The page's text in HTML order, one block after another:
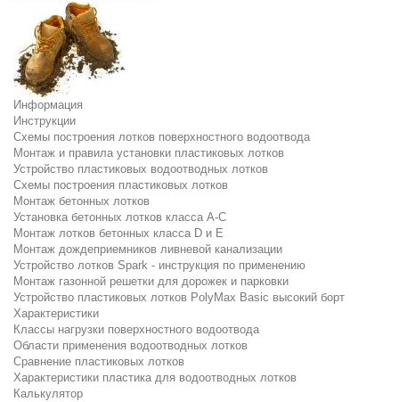
Информация
Инструкции
Схемы построения лотков поверхностного водоотвода
Монтаж и правила установки пластиковых лотков
Устройство пластиковых водоотводных лотков
Схемы построения пластиковых лотков
Монтаж бетонных лотков
Установка бетонных лотков класса A-C
Монтаж лотков бетонных класса D и E
Монтаж дождеприемников ливневой канализации
Устройство лотков Spark - инструкция по применению
Монтаж газонной решетки для дорожек и парковки
Устройство пластиковых лотков PolyMax Basic высокий борт
Характеристики
Классы нагрузки поверхностного водоотвода
Области применения водоотводных лотков
Сравнение пластиковых лотков
Характеристики пластика для водоотводных лотков
Калькулятор